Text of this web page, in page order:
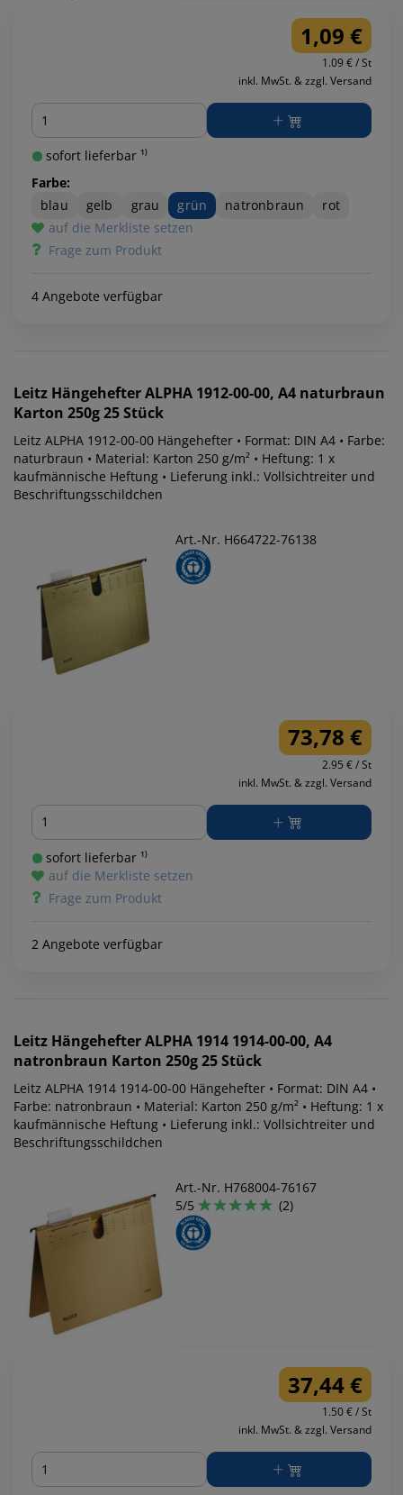
1,09 €
1.09 € / St
inkl. MwSt. & zzgl. Versand
Menge
sofort lieferbar ¹⁾
Farbe:
blau
gelb grau grün natronbraun
rot
auf die Merkliste setzen
Frage zum Produkt
4 Angebote verfügbar
Leitz Hängehefter ALPHA 1912-00-00, A4 naturbraun
Karton 250g 25 Stück
Leitz ALPHA 1912-00-00 Hängehefter • Format: DIN A4 • Farbe:
naturbraun • Material: Karton 250 g/m² • Heftung: 1 x
kaufmännische Heftung • Lieferung inkl.: Vollsichtreiter und
Beschriftungsschildchen
Art.-Nr. H664722-76138
73,78 €
2.95 € / St
inkl. MwSt. & zzgl. Versand
Menge
sofort lieferbar ¹⁾
auf die Merkliste setzen
Frage zum Produkt
2 Angebote verfügbar
Leitz Hängehefter ALPHA 1914 1914-00-00, A4
natronbraun Karton 250g 25 Stück
Leitz ALPHA 1914 1914-00-00 Hängehefter • Format: DIN A4 •
Farbe: natronbraun • Material: Karton 250 g/m² • Heftung: 1 x
kaufmännische Heftung • Lieferung inkl.: Vollsichtreiter und
Beschriftungsschildchen
Art.-Nr. H768004-76167
5/5
(2)
37,44 €
1.50 € / St
inkl. MwSt. & zzgl. Versand
Menge